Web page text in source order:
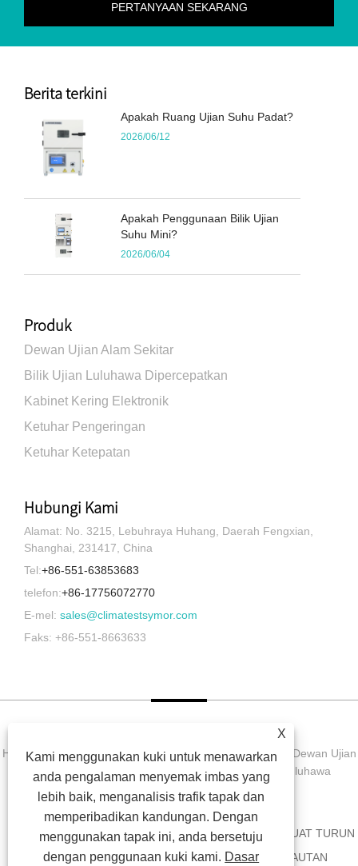
Berita terkini
Apakah Ruang Ujian Suhu Padat?
2026/06/12
Apakah Penggunaan Bilik Ujian
Suhu Mini?
2026/06/04
Produk
Dewan Ujian Alam Sekitar
Bilik Ujian Luluhawa Dipercepatkan
Kabinet Kering Elektronik
Ketuhar Pengeringan
Ketuhar Ketepatan
Hubungi Kami
Alamat: No. 3215, Lebuhraya Huhang, Daerah Fengxian,
Shanghai, 231417, China
Tel:+86-551-63853683
telefon:+86-17756072770
E-mel: sales@climatestsymor.com
Faks: +86-551-8663633
Hak Cipta © 2022 Symor Instrument Equipment Co., Ltd. Dewan Ujian
Alam Sekitar, Kabinet Kering Elektronik, Bilik Ujian Luluhawa
RUMAH TENTANG KITA PRODUK BERITA
MUAT TURUN
HANTAR PERTANYAAN
HUBUNGI KAMI PAUTAN
X
Kami menggunakan kuki untuk menawarkan
anda pengalaman menyemak imbas yang
lebih baik, menganalisis trafik tapak dan
memperibadikan kandungan. Dengan
menggunakan tapak ini, anda bersetuju
dengan penggunaan kuki kami. Dasar